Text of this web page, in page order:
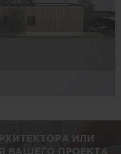
ИЛИ
ВАШЕГО ПРОЕКТА